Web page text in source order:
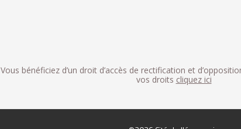
Vous bénéficiez d’un droit d’accès de rectification et
vos droits cliquez ici